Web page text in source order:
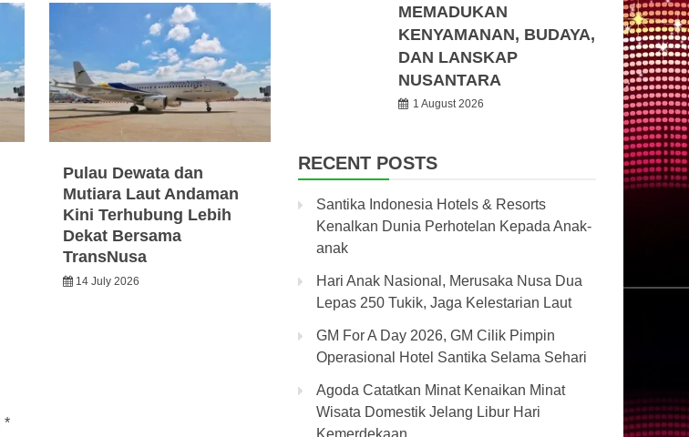
Pulau Dewata dan
Mutiara Laut Andaman
Kini Terhubung Lebih
Dekat Bersama
TransNusa
14 July 2026
*
MEMADUKAN
KENYAMANAN, BUDAYA,
DAN LANSKAP
NUSANTARA
1 August 2026
RECENT POSTS
Santika Indonesia Hotels & Resorts
Kenalkan Dunia Perhotelan Kepada Anak-
anak
Hari Anak Nasional, Merusaka Nusa Dua
Lepas 250 Tukik, Jaga Kelestarian Laut
GM For A Day 2026, GM Cilik Pimpin
Operasional Hotel Santika Selama Sehari
Agoda Catatkan Minat Kenaikan Minat
Wisata Domestik Jelang Libur Hari